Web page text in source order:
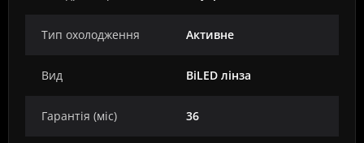
Тип охолодження Активне
Вид BiLED лінза
Гарантія (міс) 36